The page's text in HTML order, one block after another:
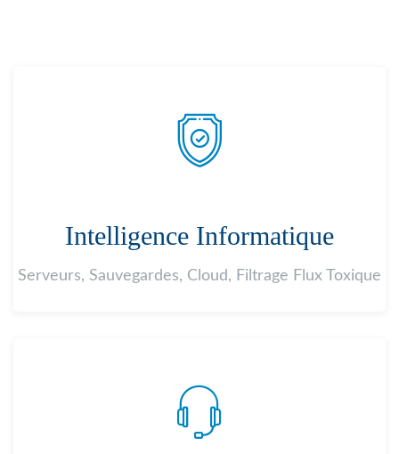
Intelligence Informatique
Serveurs, Sauvegardes, Cloud, Filtrage Flux Toxique